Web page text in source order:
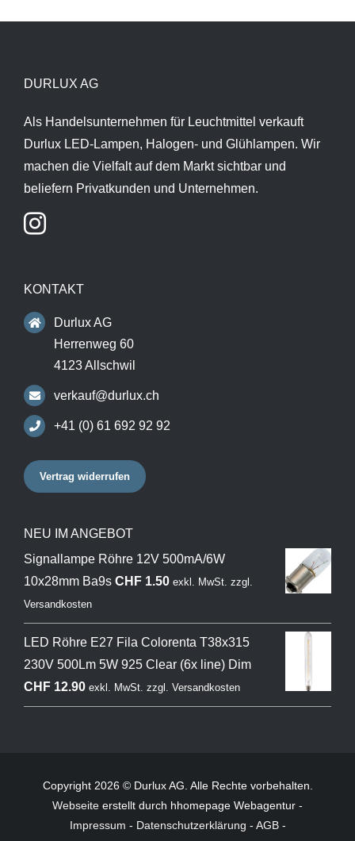
DURLUX AG
Als Handelsunternehmen für Leuchtmittel verkauft
Durlux LED-Lampen, Halogen- und Glühlampen. Wir
machen die Vielfalt auf dem Markt sichtbar und
beliefern Privatkunden und Unternehmen.
KONTAKT
Durlux AG
Herrenweg 60
4123 Allschwil
verkauf@durlux.ch
+41 (0) 61 692 92 92
Vertrag widerrufen
NEU IM ANGEBOT
Signallampe Röhre 12V 500mA/6W
10x28mm Ba9s CHF1.50 exkl. MwSt. zzgl.
Versandkosten
LED Röhre E27 Fila Colorenta T38x315
230V 500Lm 5W 925 Clear (6x line) Dim
CHF12.90 exkl. MwSt. zzgl. Versandkosten
Copyright 2026 © Durlux AG. Alle Rechte vorbehalten.
Webseite erstellt durch hhomepage Webagentur -
Impressum - Datenschutzerklärung - AGB-